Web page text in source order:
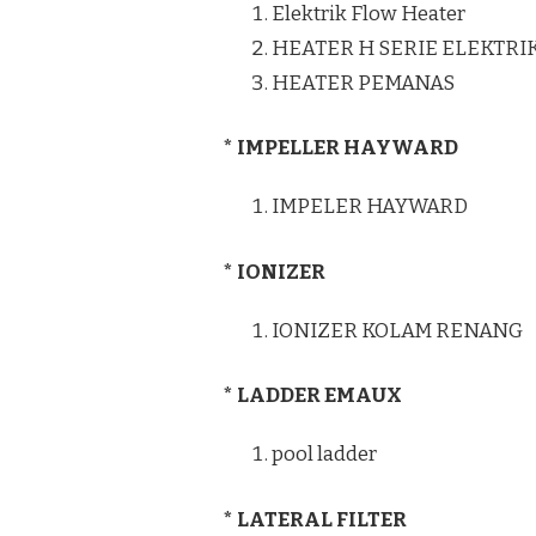
Elektrik Flow Heater
HEATER H SERIE
HEATER PEMANAS
* IMPELLER HAYWARD
IMPELER HAYWARD
* IONIZER
IONIZER KOLAM RENANG
* LADDER EMAUX
pool ladder
* LATERAL FILTER